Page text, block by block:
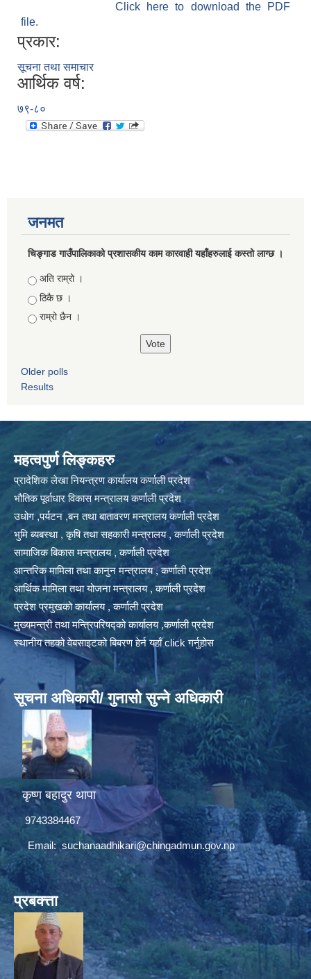
Click here to download the PDF
file.
प्रकार:
सूचना तथा समाचार
आर्थिक वर्ष:
७९-८०
जनमत
चिङ्गाड गाउँपालिकाको प्रशासकीय काम कारवाही यहाँहरुलाई कस्तो लाग्छ ।
Choices
अति राम्रो ।
ठिकै छ ।
राम्रो छैन ।
Older polls
Results
महत्वपुर्ण लिङ्कहरु
प्रादेशिक लेखा नियन्त्रण कार्यालय कर्णाली प्रदेश
भौतिक पूर्वाधार विकास मन्त्रालय कर्णाली प्रदेश
उधोग ,पर्यटन ,बन तथा बातावरण मन्त्रालय कर्णाली प्रदेश
भुमि ब्यबस्था , कृषि तथा सहकारी मन्त्रालय , कर्णाली प्रदेश
सामाजिक बिकास मन्त्रालय , कर्णाली प्रदेश
आन्तरिक मामिला तथा कानुन मन्त्रालय , कर्णाली प्रदेश
आर्थिक मामिला तथा योजना मन्त्रालय , कर्णाली प्रदेश
प्रदेश प्रमुखको कार्यालय , कर्णाली प्रदेश
मुख्यमन्त्री तथा मन्त्रिपरिषद्को कार्यालय ,कर्णाली प्रदेश
स्थानीय तहको वेबसाइटको बिबरण हेर्न यहाँ click गर्नुहोस
सूचना अधिकारी/ गुनासो सुन्ने अधिकारी
कृष्ण बहादुर थापा
9743384467
Email:suchanaadhikari@chingadmun.gov.np
प्रबक्त्ता